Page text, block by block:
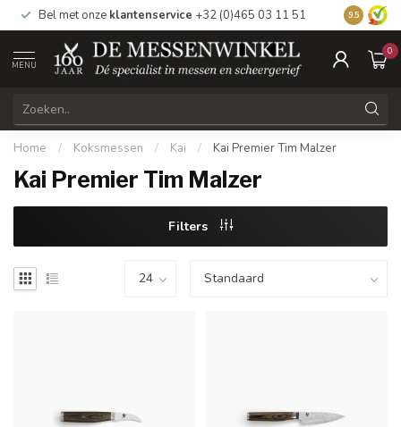
Bel met onze klantenservice +32 (0)465 03 11 51 Bezoek
9.5
MENU
0
Home / Koksmessen / Kai / Kai Premier Tim Malzer
Kai Premier Tim Malzer
Filters